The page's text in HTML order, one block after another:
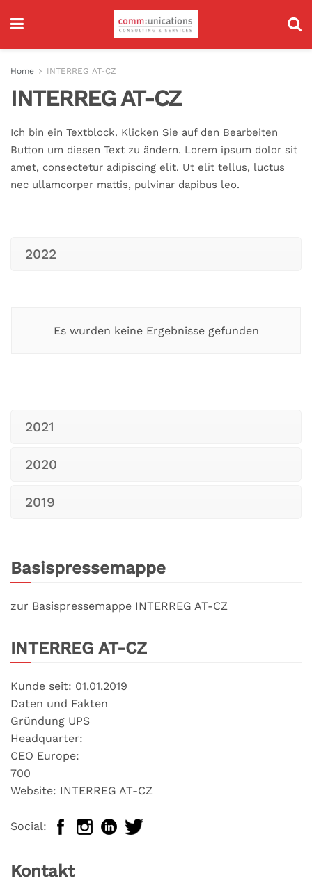
Home INTERREG AT-CZ
INTERREG AT-CZ
Ich bin ein Textblock. Klicken Sie auf den Bearbeiten
Button um diesen Text zu ändern. Lorem ipsum dolor sit
amet, consectetur adipiscing elit. Ut elit tellus, luctus
nec ullamcorper mattis, pulvinar dapibus leo.
2022
Es wurden keine Ergebnisse gefunden
2021
2020
2019
Basispressemappe
zur Basispressemappe INTERREG AT-CZ
INTERREG AT-CZ
Kunde seit: 01.01.2019
Daten und Fakten
Gründung UPS
Headquarter:
CEO Europe:
700
Website: INTERREG AT-CZ
Social:
Kontakt